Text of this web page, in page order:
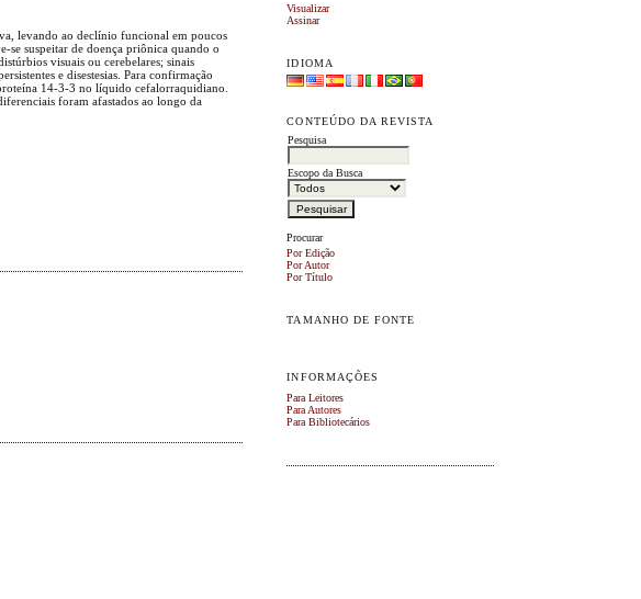
Visualizar
Assinar
IDIOMA
CONTEÚDO DA REVISTA
Pesquisa
Escopo da Busca
Procurar
Por Edição
Por Autor
Por Título
TAMANHO DE FONTE
INFORMAÇÕES
Para Leitores
Para Autores
Para Bibliotecários
levando ao declínio funcional em poucos
se suspeitar de doença priônica quando o
visuais ou cerebelares; sinais
e disestesias. Para confirmação
14-3-3 no líquido cefalorraquidiano.
foram afastados ao longo da